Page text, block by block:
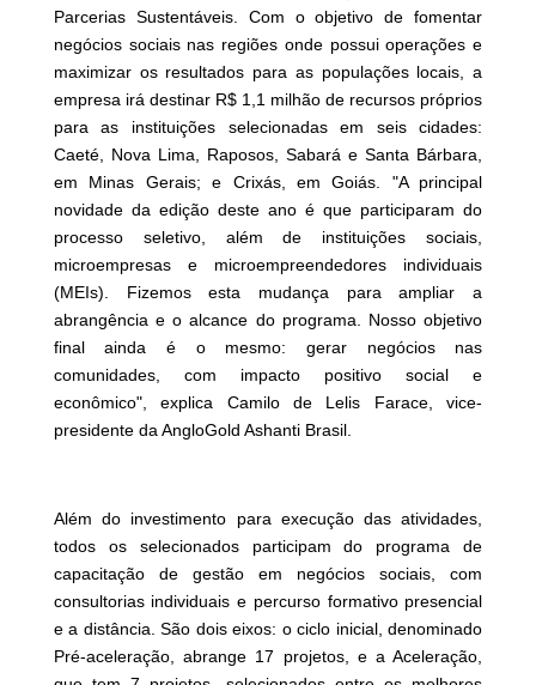
Parcerias Sustentáveis. Com o objetivo de fomentar
negócios sociais nas regiões onde possui operações e
maximizar os resultados para as populações locais, a
empresa irá destinar R$ 1,1 milhão de recursos próprios
para as instituições selecionadas em seis cidades:
Caeté, Nova Lima, Raposos, Sabará e Santa Bárbara,
em Minas Gerais; e Crixás, em Goiás. "A principal
novidade da edição deste ano é que participaram do
processo seletivo, além de instituições sociais,
microempresas e microempreendedores individuais
(MEIs). Fizemos esta mudança para ampliar a
abrangência e o alcance do programa. Nosso objetivo
final ainda é o mesmo: gerar negócios nas
comunidades, com impacto positivo social e
econômico", explica Camilo de Lelis Farace, vice-
presidente da AngloGold Ashanti Brasil.
Além do investimento para execução das atividades,
todos os selecionados participam do programa de
capacitação de gestão em negócios sociais, com
consultorias individuais e percurso formativo presencial
e a distância. São dois eixos: o ciclo inicial, denominado
Pré-aceleração, abrange 17 projetos, e a Aceleração,